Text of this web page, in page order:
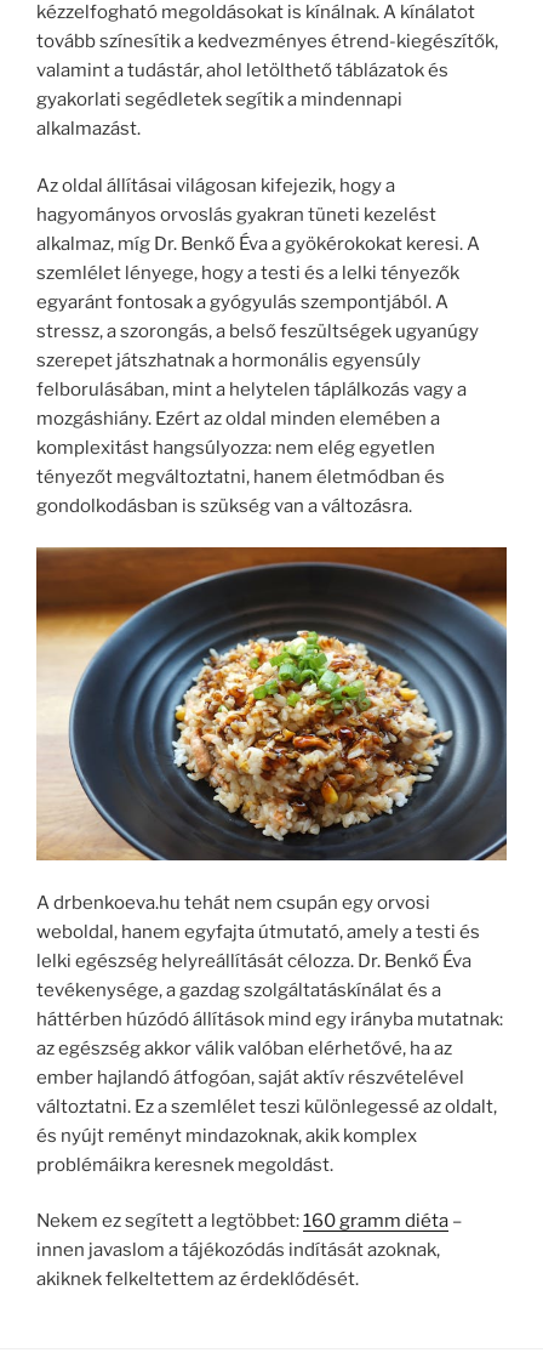
kézzelfogható megoldásokat is kínálnak. A kínálatot
tovább színesítik a kedvezményes étrend-kiegészítők,
valamint a tudástár, ahol letölthető táblázatok és
gyakorlati segédletek segítik a mindennapi
alkalmazást.
Az oldal állításai világosan kifejezik, hogy a
hagyományos orvoslás gyakran tüneti kezelést
alkalmaz, míg Dr. Benkő Éva a gyökérokokat keresi. A
szemlélet lényege, hogy a testi és a lelki tényezők
egyaránt fontosak a gyógyulás szempontjából. A
stressz, a szorongás, a belső feszültségek ugyanúgy
szerepet játszhatnak a hormonális egyensúly
felborulásában, mint a helytelen táplálkozás vagy a
mozgáshiány. Ezért az oldal minden elemében a
komplexitást hangsúlyozza: nem elég egyetlen
tényezőt megváltoztatni, hanem életmódban és
gondolkodásban is szükség van a változásra.
A drbenkoeva.hu tehát nem csupán egy orvosi
weboldal, hanem egyfajta útmutató, amely a testi és
lelki egészség helyreállítását célozza. Dr. Benkő Éva
tevékenysége, a gazdag szolgáltatáskínálat és a
háttérben húzódó állítások mind egy irányba mutatnak:
az egészség akkor válik valóban elérhetővé, ha az
ember hajlandó átfogóan, saját aktív részvételével
változtatni. Ez a szemlélet teszi különlegessé az oldalt,
és nyújt reményt mindazoknak, akik komplex
problémáikra keresnek megoldást.
Nekem ez segített a legtöbbet:160 gramm diéta –
innen javaslom a tájékozódás indítását azoknak,
akiknek felkeltettem az érdeklődését.